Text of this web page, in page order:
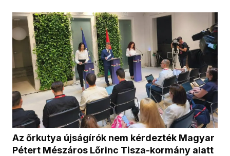
Az őrkutya újságírók nem kérdezték Magyar
Pétert Mészáros Lőrinc Tisza-kormány alatt